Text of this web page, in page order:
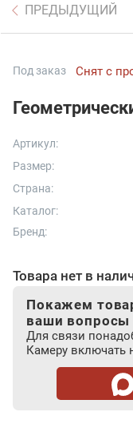
ПРЕДЫДУЩИЙ
Под заказ Снят с
Артикул:
Размер:
Страна:
Каталог:
Бренд:
Товара нет в
Покажем
ваши вопросы
Для связи
Камеру включать